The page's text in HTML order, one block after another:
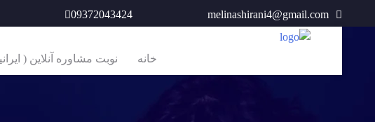
melinashirani4@gmail.com
09372043424
خانه نوبت مشاوره آنلاین (